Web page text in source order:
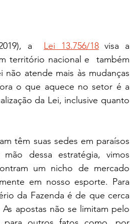
a Lei 13.756/18 visa a
território nacional e  também
atende mais às mudanças
o que aquece no setor é a
da Lei, inclusive quanto
têm suas sedes em paraísos
dessa estratégia, vimos
um nicho de mercado
em nosso esporte. Para
da Fazenda é de que cerca
apostas não se limitam pelo